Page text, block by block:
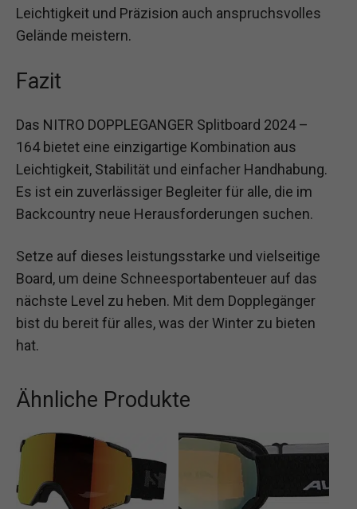
Leichtigkeit und Präzision auch anspruchsvolles
Gelände meistern.
Fazit
Das NITRO DOPPLEGANGER Splitboard 2024 –
164 bietet eine einzigartige Kombination aus
Leichtigkeit, Stabilität und einfacher Handhabung.
Es ist ein zuverlässiger Begleiter für alle, die im
Backcountry neue Herausforderungen suchen.
Setze auf dieses leistungsstarke und vielseitige
Board, um deine Schneesportabenteuer auf das
nächste Level zu heben. Mit dem Dopplegänger
bist du bereit für alles, was der Winter zu bieten
hat.
Ähnliche Produkte